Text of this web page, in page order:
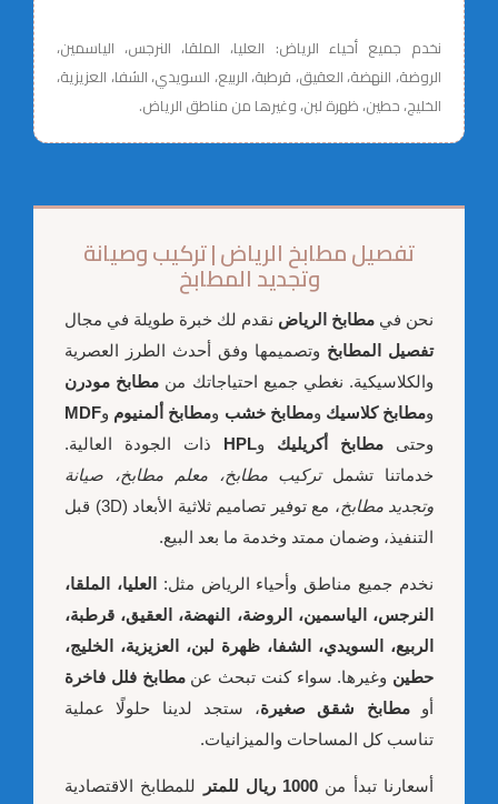
نخدم جميع أحياء الرياض: العليا، الملقا، النرجس، الياسمين،
الروضة، النهضة، العقيق، قرطبة، الربيع، السويدي، الشفا، العزيزية،
الخليج، حطين، ظهرة لبن، وغيرها من مناطق الرياض.
تفصيل مطابخ الرياض | تركيب وصيانة
وتجديد المطابخ
نحن في مطابخ الرياض نقدم لك خبرة طويلة في مجال
تفصيل المطابخ وتصميمها وفق أحدث الطرز العصرية
والكلاسيكية. نغطي جميع احتياجاتك من مطابخ مودرن
ومطابخ كلاسيك ومطابخ خشب ومطابخ ألمنيوم وMDF
وحتى مطابخ أكريليك وHPL ذات الجودة العالية.
خدماتنا تشملتركيب مطابخ، معلم مطابخ، صيانة
وتجديد مطابخ
، مع توفير تصاميم ثلاثية الأبعاد (3D) قبل
التنفيذ، وضمان ممتد وخدمة ما بعد البيع.
نخدم جميع مناطق وأحياء الرياض مثل:
العليا، الملقا،
النرجس، الياسمين، الروضة، النهضة، العقيق، قرطبة،
الربيع، السويدي، الشفا، ظهرة لبن، العزيزية، الخليج،
حطين وغيرها. سواء كنت تبحث عنمطابخ فلل فاخرة
أومطابخ شقق صغيرة، ستجد لدينا حلولًا عملية
تناسب كل المساحات والميزانيات.
أسعارنا تبدأ من 1000 ريال للمتر للمطابخ الاقتصادية